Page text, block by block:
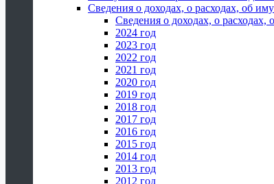
Сведения о доходах, о расходах, об
Сведения о доходах, о расходах,
2024 год
2023 год
2022 год
2021 год
2020 год
2019 год
2018 год
2017 год
2016 год
2015 год
2014 год
2013 год
2012 год